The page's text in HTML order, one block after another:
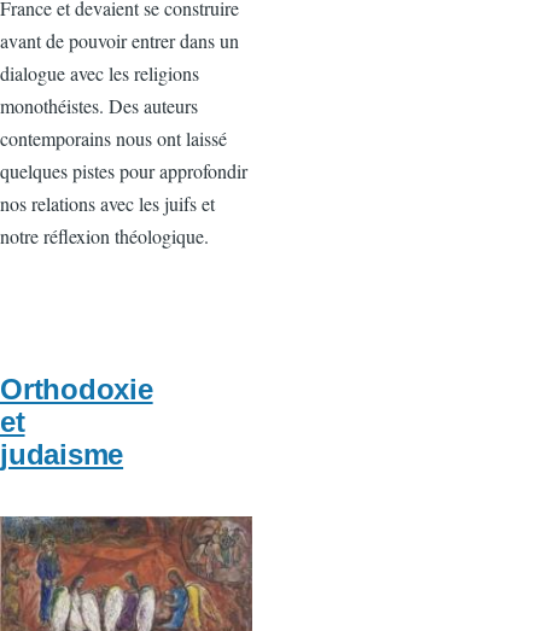
France et devaient se construire
avant de pouvoir entrer dans un
dialogue avec les religions
monothéistes. Des auteurs
contemporains nous ont laissé
quelques pistes pour approfondir
nos relations avec les juifs et
notre réflexion théologique.
Orthodoxie
et
judaisme
Vignette